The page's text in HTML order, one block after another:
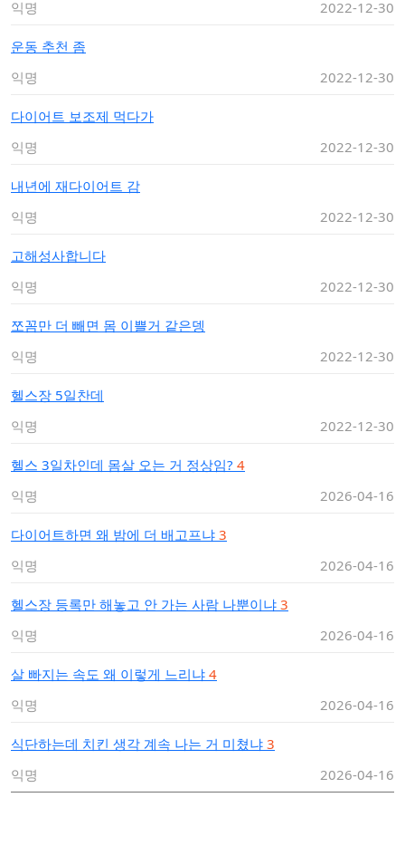
익명
2022-12-30
운동 추천 좀
익명
2022-12-30
다이어트 보조제 먹다가
익명
2022-12-30
내년에 재다이어트 감
익명
2022-12-30
고해성사합니다
익명
2022-12-30
쪼꼼만 더 빼면 몸 이쁠거 같은뎅
익명
2022-12-30
헬스장 5일찬데
익명
2022-12-30
헬스 3일차인데 몸살 오는 거 정상임? 4
익명
2026-04-16
다이어트하면 왜 밤에 더 배고프냐 3
익명
2026-04-16
헬스장 등록만 해놓고 안 가는 사람 나뿐이냐 3
익명
2026-04-16
살 빠지는 속도 왜 이렇게 느리냐 4
익명
2026-04-16
식단하는데 치킨 생각 계속 나는 거 미쳤냐 3
익명
2026-04-16